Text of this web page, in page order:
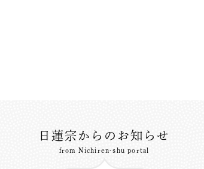
日蓮宗からのお知らせ
from Nichiren-shu portal